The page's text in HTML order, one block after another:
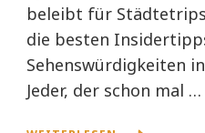
beleibt für
die besten
Sehenswürdigkeiten
Jeder, der schon mal …